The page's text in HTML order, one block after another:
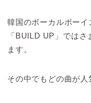
韓国のボーカルボー
「BUILD UP」では
ます。
その中でもどの曲が人